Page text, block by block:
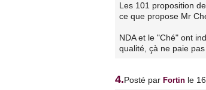
Les 101 proposition
ce que propose Mr
NDA et le "Ché" ont
qualité, çà ne paie pas
4.Posté par Fortin le